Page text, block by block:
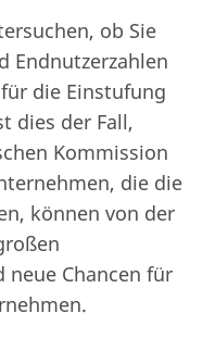
ob Sie
Endnutzerzahlen
die Einstufung
dies der Fall,
Kommission
die die
können von der
Chancen für